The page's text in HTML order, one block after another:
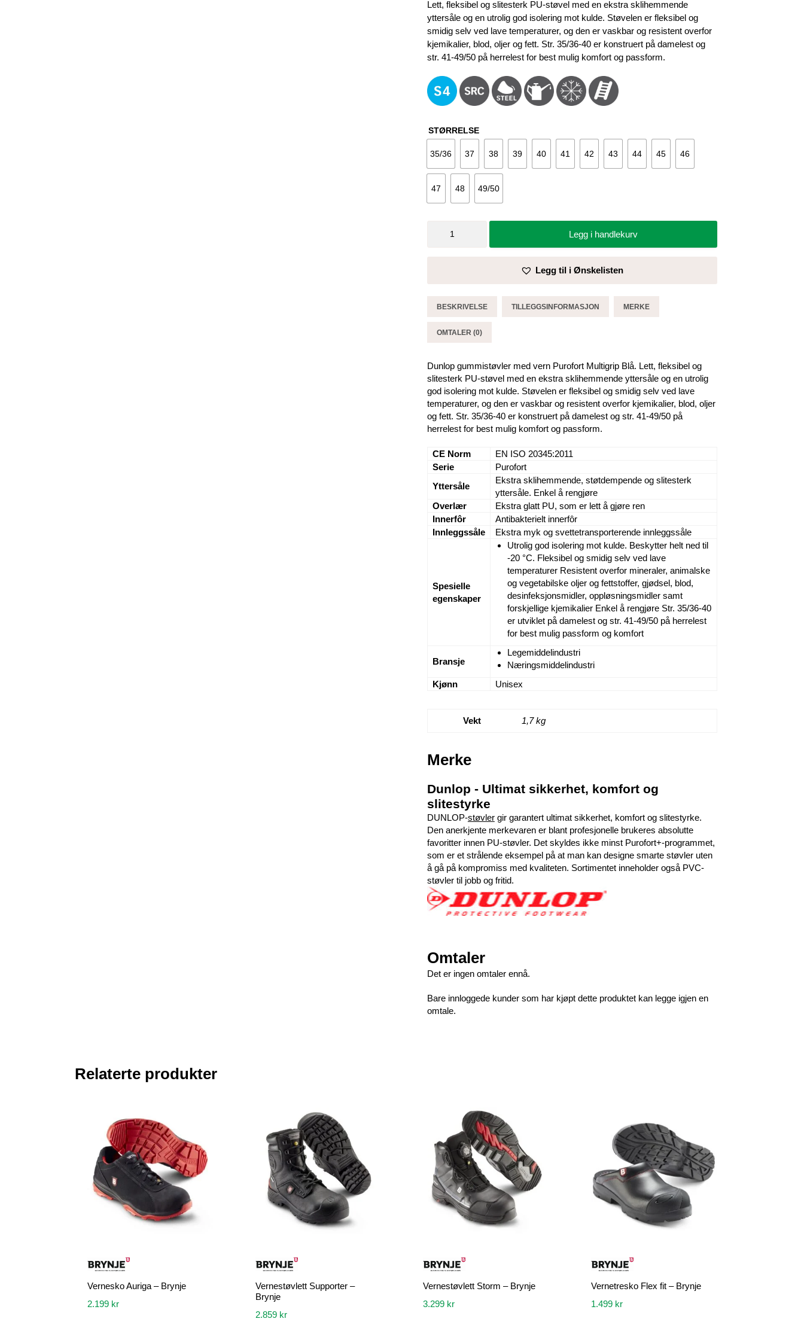
var:
1.699 kr.
er:
1.539 kr.
Lett, fleksibel og slitesterk PU-støvel med en ekstra sklihemmende
yttersåle og en utrolig god isolering mot kulde. Støvelen er fleksibel og
smidig selv ved lave temperaturer, og den er vaskbar og resistent overfor
kjemikalier, blod, oljer og fett. Str. 35/36-40 er konstruert på damelest og
str. 41-49/50 på herrelest for best mulig komfort og passform.
STØRRELSE
35/36 37 38 39 40 41 42 43 44 45 46
47 48 49/50
gummistøvler
Blå
Legg i handlekurv
Legg til i Ønskelisten
BESKRIVELSE TILLEGGSINFORMASJON MERKE
OMTALER (0)
Dunlop gummistøvler med vern Purofort Multigrip Blå. Lett, fleksibel og
slitesterk PU-støvel med en ekstra sklihemmende yttersåle og en utrolig
god isolering mot kulde. Støvelen er fleksibel og smidig selv ved lave
temperaturer, og den er vaskbar og resistent overfor kjemikalier, blod, oljer
og fett. Str. 35/36-40 er konstruert på damelest og str. 41-49/50 på
herrelest for best mulig komfort og passform.
CE Norm
EN ISO 20345:2011
Serie
Purofort
Yttersåle
Ekstra sklihemmende, støtdempende og slitesterk
yttersåle. Enkel å rengjøre
Overlær
Ekstra glatt PU, som er lett å gjøre ren
Innerfôr
Antibakterielt innerfôr
Innleggssåle
Ekstra myk og svettetransporterende innleggssåle
Spesielle
egenskaper
Utrolig god isolering mot kulde. Beskytter helt ned til
-20 °C. Fleksibel og smidig selv ved lave
temperaturer Resistent overfor mineraler, animalske
og vegetabilske oljer og fettstoffer, gjødsel, blod,
desinfeksjonsmidler, oppløsningsmidler samt
forskjellige kjemikalier Enkel å rengjøre Str. 35/36-40
er utviklet på damelest og str. 41-49/50 på herrelest
for best mulig passform og komfort
Bransje
Legemiddelindustri
Næringsmiddelindustri
Kjønn
Unisex
Vekt 1,7 kg
Merke
Dunlop - Ultimat sikkerhet, komfort og
slitestyrke
DUNLOP-støvlergir garantert ultimat sikkerhet, komfort og slitestyrke.
Den anerkjente merkevaren er blant profesjonelle brukeres absolutte
favoritter innen PU-støvler. Det skyldes ikke minst Purofort+-programmet,
som er et strålende eksempel på at man kan designe smarte støvler uten
å gå på kompromiss med kvaliteten. Sortimentet inneholder også PVC-
støvler til jobb og fritid.
Omtaler
Det er ingen omtaler ennå.
Bare innloggede kunder som har kjøpt dette produktet kan legge igjen en
omtale.
Relaterte produkter
Vernesko Auriga – Brynje
2.199 kr
Vernestøvlett Supporter –
Brynje
2.859 kr
Vernestøvlett Storm – Brynje
3.299 kr
Vernetresko Flex fit – Brynje
1.499 kr